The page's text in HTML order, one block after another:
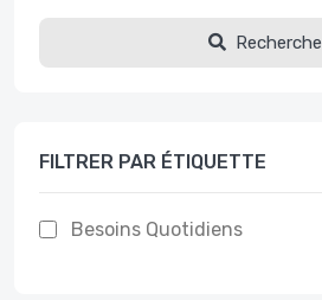
Recherche
FILTRER PAR ÉTIQUETTE
Besoins Quotidiens